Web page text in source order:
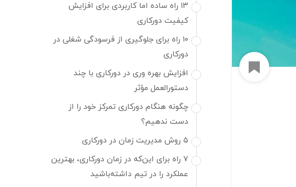
افزودن به لیست علاقه‌مندی‌ها
۱۳ راه ساده اما کاربردی برای افزایش
کیفیت دورکاری
۱۰ راه برای جلوگیری از فرسودگی شغلی در
دورکاری
افزایش بهره‌ وری در دورکاری با چند
دستورالعمل مؤثر
چگونه هنگام دورکاری تمرکز خود را از
دست ندهیم؟
۵ روش مدیریت زمان در دورکاری
۷ راه برای این‌که در زمان دورکاری، بهترین
عملکرد را در تیم داشته‌باشید